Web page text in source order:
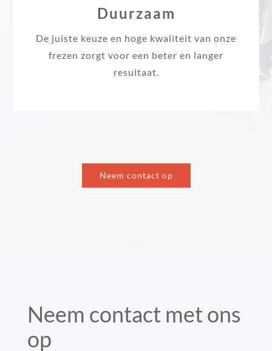
Duurzaam
De juiste keuze en hoge kwaliteit van onze
frezen zorgt voor een beter en langer
resultaat.
Neem contact op
Neem contact met ons
op